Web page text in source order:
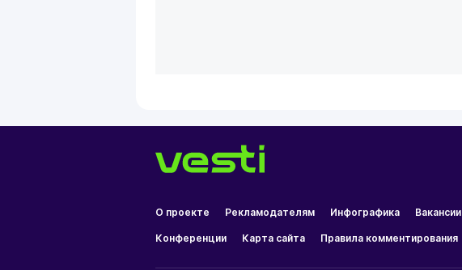
О проекте Рекламодателям Инфографика Вакансии
Конференции Карта сайта Правила комментирования